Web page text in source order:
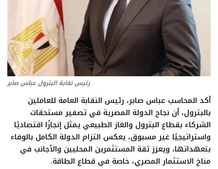
مجتمع البترول
دليل شركات البترول المصرية
ايجبس
رئيس نقابة البترول عباس صابر
أكد المحاسب عباس صابر، رئيس النقابة العامة للعاملين
بالبترول، أن نجاح الدولة المصرية في تصفير مستحقات
الشركاء بقطاع البترول والغاز الطبيعي يمثل إنجازًا اقتصاديًا
واستراتيجيًا غير مسبوق، يعكس التزام الدولة الكامل بالوفاء
بتعهداتها، ويعزز ثقة المستثمرين المحليين والأجانب في
مناخ الاستثمار المصري، خاصة في قطاع الطاقة.